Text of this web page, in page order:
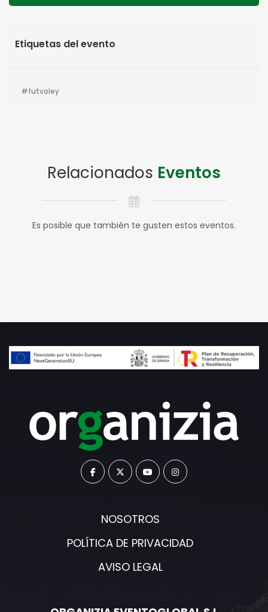
Etiquetas del evento
futvoley
Relacionados Eventos
Es posible que también te gusten estos eventos.
NOSOTROS
POLÍTICA DE PRIVACIDAD
AVISO LEGAL